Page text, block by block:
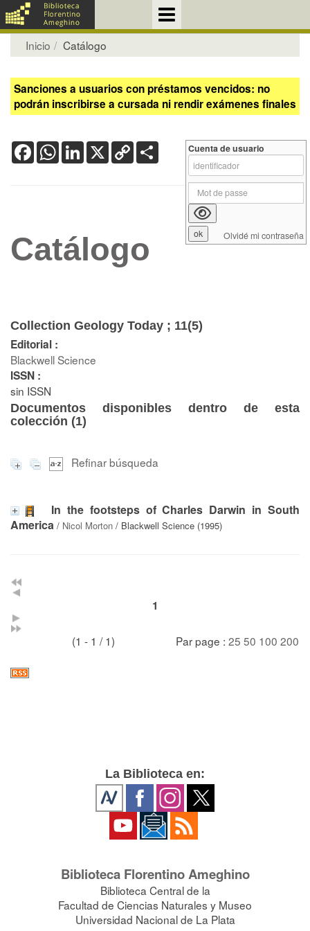
Inicio Catálogo
Sanciones a usuarios con préstamos vencidos: no
podrán inscribirse a cursada ni rendir exámenes finales
FacebookWhatsApp
LinkedIn
X Copy
Link
Catálogo
Collection Geology Today ; 11(5)
Editorial :
Blackwell Science
ISSN :
sin ISSN
Documentos disponibles dentro de esta
colección (1)
Refinar búsqueda
In the footsteps of Charles Darwin in South
America / Nicol Morton / Blackwell Science (1995)
1
(1 - 1 / 1) Par page : 25 50 100 200
Cuenta de usuario
Olvidé mi contraseña
La Biblioteca en:
Biblioteca Florentino Ameghino
Biblioteca Central de la
Facultad de Ciencias Naturales y Museo
Universidad Nacional de La Plata